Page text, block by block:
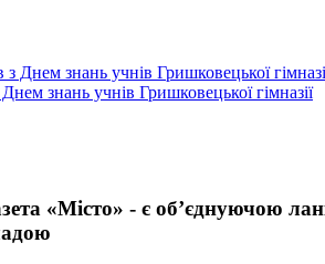
знань учнів Гришковецької гімназії
«Місто» - є об’єднуючою